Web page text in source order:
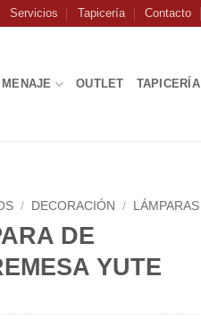
Servicios Tapicería Contacto
MENAJE OUTLET TAPICERÍA
/ DECORACIÓN / LÁMPARAS
DE
YUTE